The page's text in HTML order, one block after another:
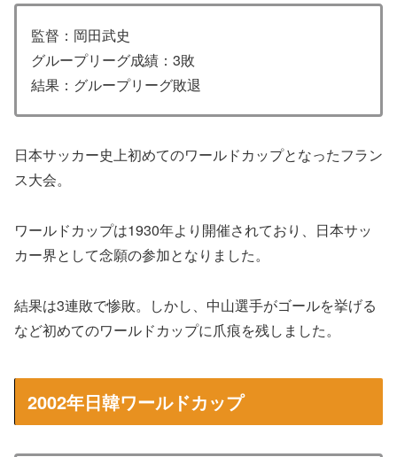
監督：岡田武史
グループリーグ成績：3敗
結果：グループリーグ敗退
日本サッカー史上初めてのワールドカップとなったフラン
ス大会。
ワールドカップは1930年より開催されており、日本サッ
カー界として念願の参加となりました。
結果は3連敗で惨敗。しかし、中山選手がゴールを挙げる
など初めてのワールドカップに爪痕を残しました。
2002年日韓ワールドカップ